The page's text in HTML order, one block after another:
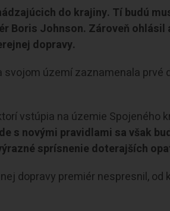
do krajiny. Tí budú
Boris Johnson. Zároveň ohlásil
dopravy.
svojom území zaznamenala prvé
vstúpia na územie Spojeného
s novými pravidlami sa však
sprísnenie doterajších
dopravy premiér nespresnil, od